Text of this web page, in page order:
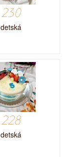
230
detská
228
detská